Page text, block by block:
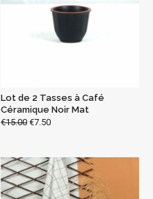
Lot de 2 Tasses à Café
Céramique Noir Mat
€15.00 €7.50